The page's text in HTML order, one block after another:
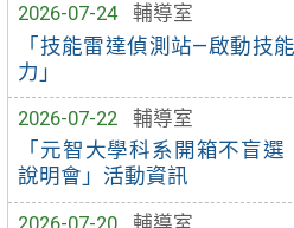
2026-07-24
輔導室
「技能雷達偵測站—啟動技
力」
2026-07-22
輔導室
「元智大學科系開箱不盲
說明會」活動資訊
2026-07-20
輔導室